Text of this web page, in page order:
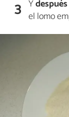
3 Y
el lomo